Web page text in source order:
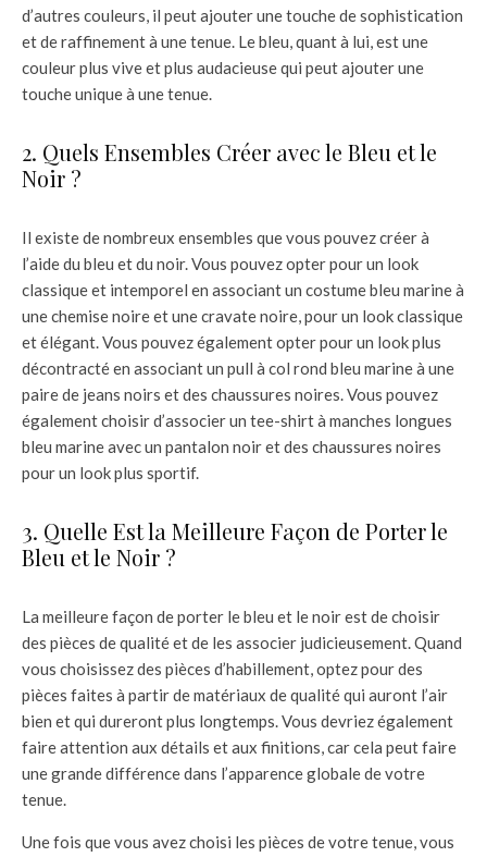
d’autres couleurs, il peut ajouter une touche de sophistication
et de raffinement à une tenue. Le bleu, quant à lui, est une
couleur plus vive et plus audacieuse qui peut ajouter une
touche unique à une tenue.
2. Quels Ensembles Créer avec le Bleu et le
Noir ?
Il existe de nombreux ensembles que vous pouvez créer à
l’aide du bleu et du noir. Vous pouvez opter pour un look
classique et intemporel en associant un costume bleu marine à
une chemise noire et une cravate noire, pour un look classique
et élégant. Vous pouvez également opter pour un look plus
décontracté en associant un pull à col rond bleu marine à une
paire de jeans noirs et des chaussures noires. Vous pouvez
également choisir d’associer un tee-shirt à manches longues
bleu marine avec un pantalon noir et des chaussures noires
pour un look plus sportif.
3. Quelle Est la Meilleure Façon de Porter le
Bleu et le Noir ?
La meilleure façon de porter le bleu et le noir est de choisir
des pièces de qualité et de les associer judicieusement. Quand
vous choisissez des pièces d’habillement, optez pour des
pièces faites à partir de matériaux de qualité qui auront l’air
bien et qui dureront plus longtemps. Vous devriez également
faire attention aux détails et aux finitions, car cela peut faire
une grande différence dans l’apparence globale de votre
tenue.
Une fois que vous avez choisi les pièces de votre tenue, vous